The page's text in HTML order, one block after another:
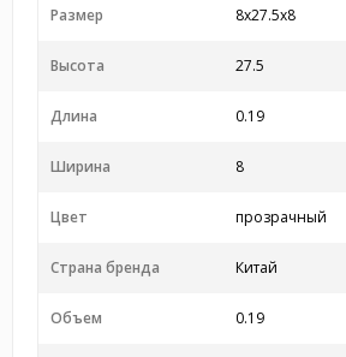
Размер 8x27.5x8
Высота 27.5
Длина 0.19
Ширина 8
Цвет прозрачный
Страна бренда Китай
Объем 0.19